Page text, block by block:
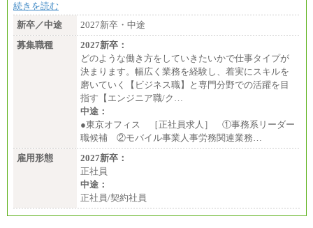
続きを読む
新卒／中途
2027新卒・中途
募集職種
2027新卒：
どのような働き方をしていきたいかで仕事タイプが
決まります。幅広く業務を経験し、着実にスキルを
磨いていく【ビジネス職】と専門分野での活躍を目
指す【エンジニア職/ク…
中途：
●東京オフィス ［正社員求人］ ①事務系リーダー
職候補 ②モバイル事業人事労務関連業務…
雇用形態
2027新卒：
正社員
中途：
正社員/契約社員